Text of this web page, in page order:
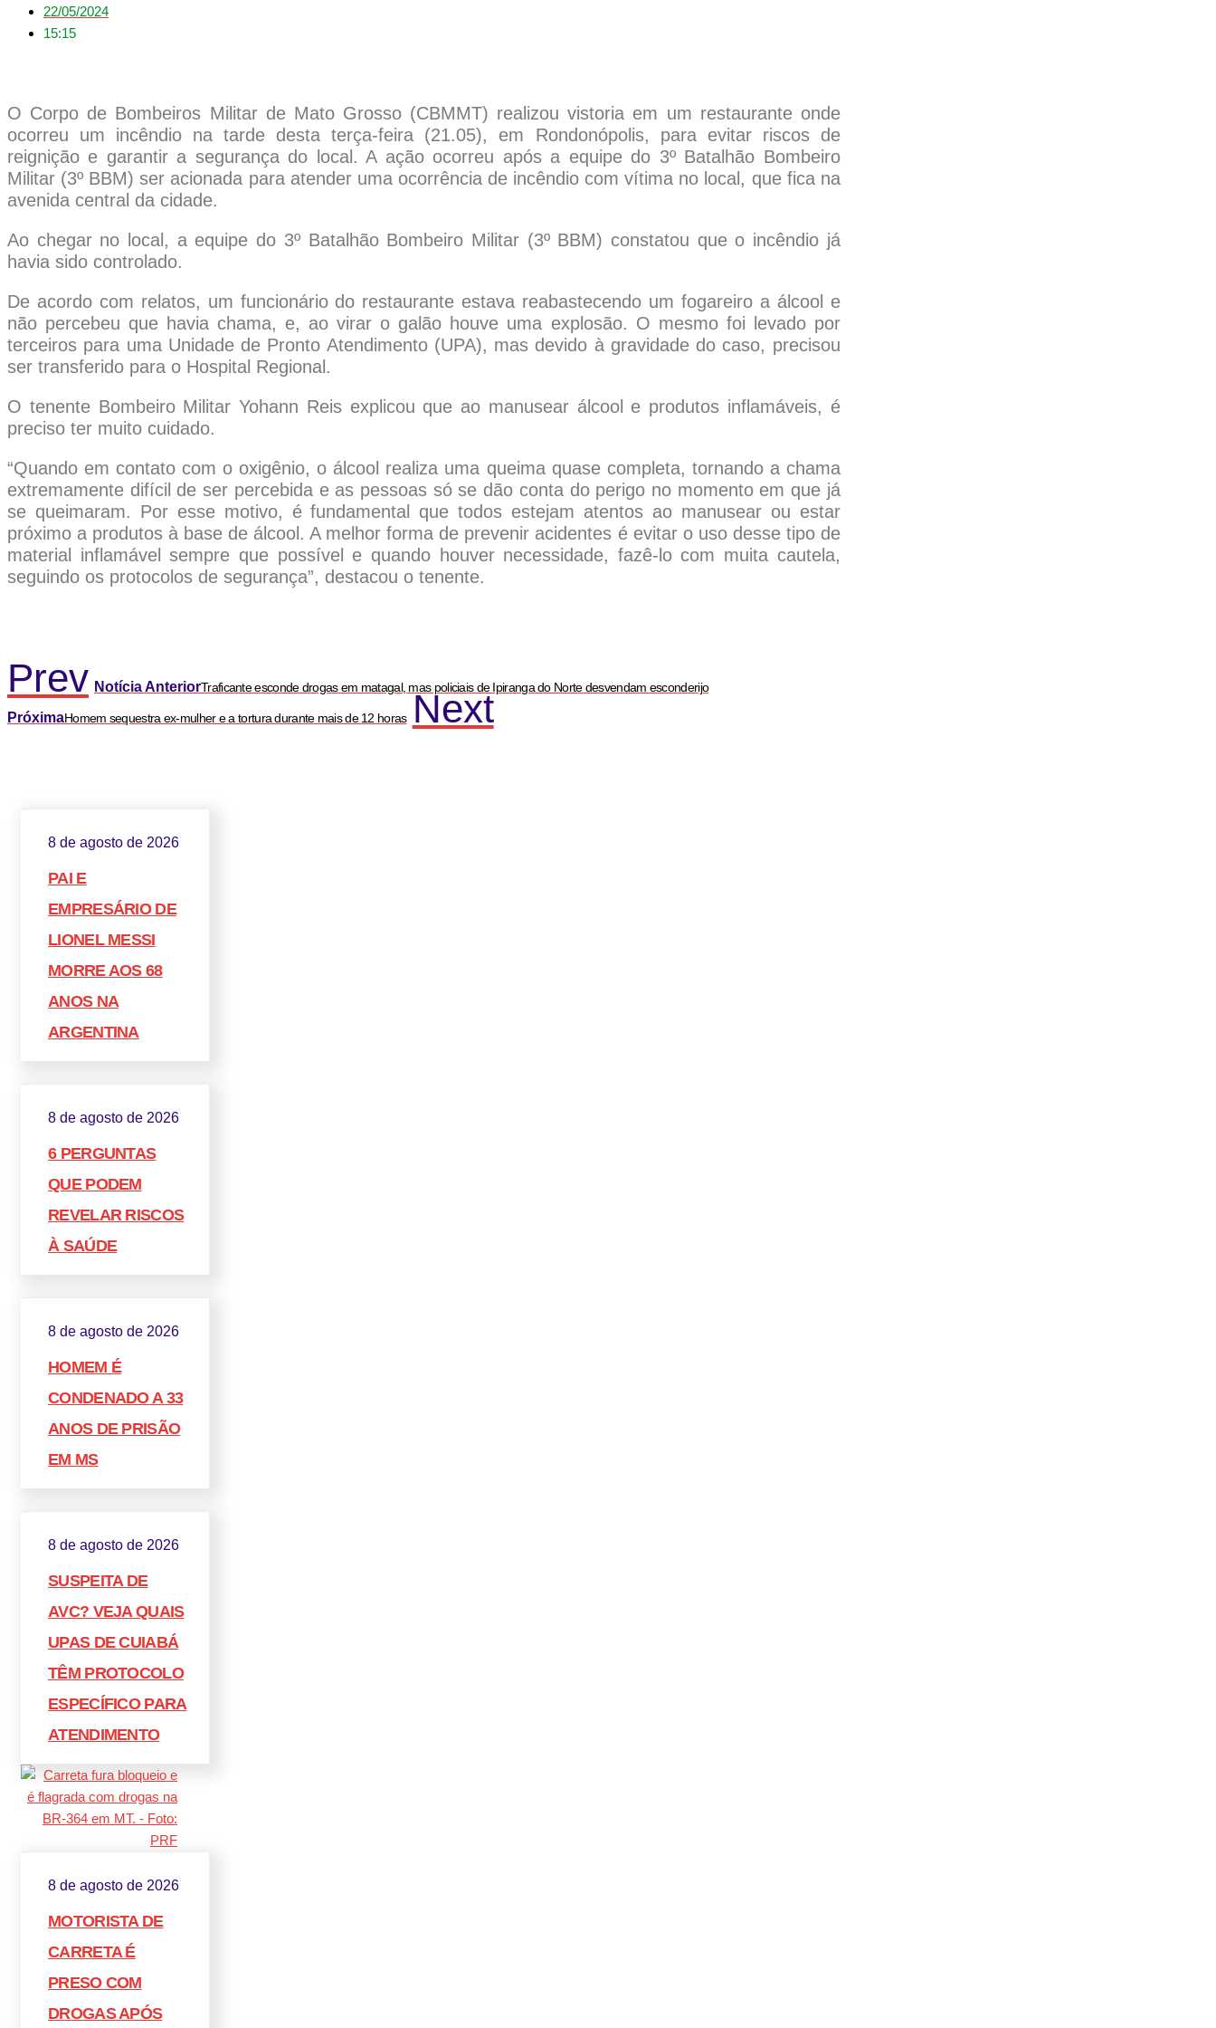
22/05/2024
15:15
O Corpo de Bombeiros Militar de Mato Grosso (CBMMT) realizou vistoria em um restaurante onde
ocorreu um incêndio na tarde desta terça-feira (21.05), em Rondonópolis, para evitar riscos de
reignição e garantir a segurança do local. A ação ocorreu após a equipe do 3º Batalhão Bombeiro
Militar (3º BBM) ser acionada para atender uma ocorrência de incêndio com vítima no local, que fica na
avenida central da cidade.
Ao chegar no local, a equipe do 3º Batalhão Bombeiro Militar (3º BBM) constatou que o incêndio já
havia sido controlado.
De acordo com relatos, um funcionário do restaurante estava reabastecendo um fogareiro a álcool e
não percebeu que havia chama, e, ao virar o galão houve uma explosão. O mesmo foi levado por
terceiros para uma Unidade de Pronto Atendimento (UPA), mas devido à gravidade do caso, precisou
ser transferido para o Hospital Regional.
O tenente Bombeiro Militar Yohann Reis explicou que ao manusear álcool e produtos inflamáveis, é
preciso ter muito cuidado.
“Quando em contato com o oxigênio, o álcool realiza uma queima quase completa, tornando a chama
extremamente difícil de ser percebida e as pessoas só se dão conta do perigo no momento em que já
se queimaram. Por esse motivo, é fundamental que todos estejam atentos ao manusear ou estar
próximo a produtos à base de álcool. A melhor forma de prevenir acidentes é evitar o uso desse tipo de
material inflamável sempre que possível e quando houver necessidade, fazê-lo com muita cautela,
seguindo os protocolos de segurança”, destacou o tenente.
Prev Notícia AnteriorTraficante esconde drogas em matagal, mas policiais de Ipiranga do Norte desvendam esconderijo
PróximaHomem sequestra ex-mulher e a tortura durante mais de 12 horas Next
8 de agosto de 2026
PAI E
EMPRESÁRIO DE
LIONEL MESSI
MORRE AOS 68
ANOS NA
ARGENTINA
8 de agosto de 2026
6 PERGUNTAS
QUE PODEM
REVELAR RISCOS
À SAÚDE
8 de agosto de 2026
HOMEM É
CONDENADO A 33
ANOS DE PRISÃO
EM MS
8 de agosto de 2026
SUSPEITA DE
AVC? VEJA QUAIS
UPAS DE CUIABÁ
TÊM PROTOCOLO
ESPECÍFICO PARA
ATENDIMENTO
8 de agosto de 2026
MOTORISTA DE
CARRETA É
PRESO COM
DROGAS APÓS